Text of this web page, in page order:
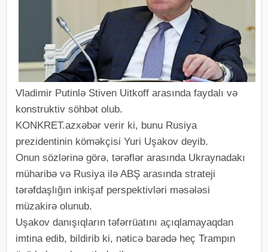
Vladimir Putinlə Stiven Uitkoff arasında faydalı və
konstruktiv söhbət olub.
KONKRET.azxəbər verir ki, bunu Rusiya
prezidentinin köməkçisi Yuri Uşakov deyib.
Onun sözlərinə görə, tərəflər arasında Ukraynadakı
müharibə və Rusiya ilə ABŞ arasında strateji
tərəfdaşlığın inkişaf perspektivləri məsələsi
müzakirə olunub.
Uşakov danışıqların təfərrüatını açıqlamayaqdan
imtina edib, bildirib ki, nəticə barədə heç Trampın